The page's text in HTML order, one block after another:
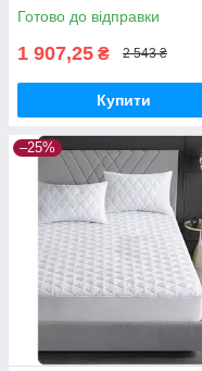
Готово до відправки
1 907,25 ₴ 2 543 ₴
Купити
–25%